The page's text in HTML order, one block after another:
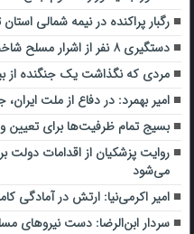
رگبار پراکنده در نیمه شمالی استان
دستگیری ۸ نفر از اشرار مسلح شاخص و مرتبطین گروهک‌های تروریستی
مردی که نگذاشت یک جنگنده از
امیر بهمرد: در دفاع از ملت
بسیج تمام ظرفیت‌ها برای تعیین
روایت پزشکیان از اقدامات
می‌شود
امیر اکرمی‌نیا: ارتش در آمادگی
سردار ابن‌الرضا: دست نیروهای